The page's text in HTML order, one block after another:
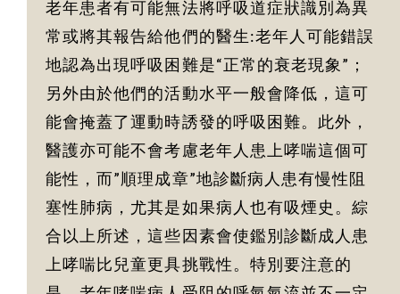
老年患者有可能無法將呼吸道症狀識別為異
常或將其報告給他們的醫生:老年人可能錯誤
地認為出現呼吸困難是“正常的衰老現象”；
另外由於他們的活動水平一般會降低，這可
能會掩蓋了運動時誘發的呼吸困難。此外，
醫護亦可能不會考慮老年人患上哮喘這個可
能性，而”順理成章”地診斷病人患有慢性阻
塞性肺病，尤其是如果病人也有吸煙史。綜
合以上所述，這些因素會使鑑別診斷成人患
上哮喘比兒童更具挑戰性。特別要注意的